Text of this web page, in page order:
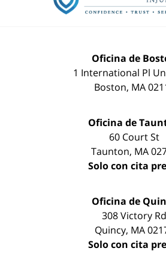
Oficina de
1 International Pl
Boston, MA
Oficina de
60 Court St
Taunton, MA
Solo con cita
Oficina de
308 Victory Rd
Quincy, MA
Solo con cita